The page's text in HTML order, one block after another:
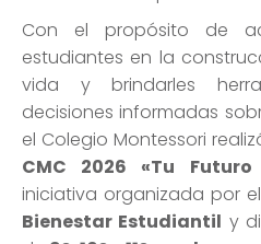
Con el propósito de
estudiantes en la
vida y brindarles
decisiones informadas
el Colegio Montessori
CMC 2026 «Tu Futuro
iniciativa organizada por
Bienestar Estudiantil y